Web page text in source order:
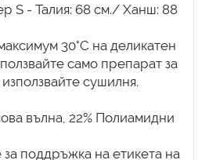
S - Талия: 68 см./ Ханш: 88
30°C на деликатен
само препарат за
сушилня.
вълна, 22% Полиамидни
поддръжка на етикета на